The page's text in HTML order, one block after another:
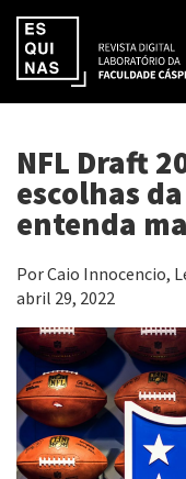
NFL Draft
escolhas
entenda
Por Caio Innocencio,
abril 29, 2022